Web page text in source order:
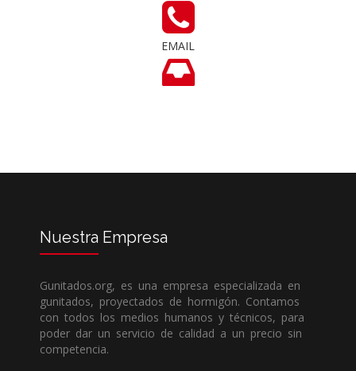
EMAIL
Nuestra Empresa
Gunitados.org, es una empresa especializada en
gunitados, proyectados de hormigón. Contamos
con todos los medios humanos y técnicos, para
poder dar un servicio de calidad a un precio sin
competencia.